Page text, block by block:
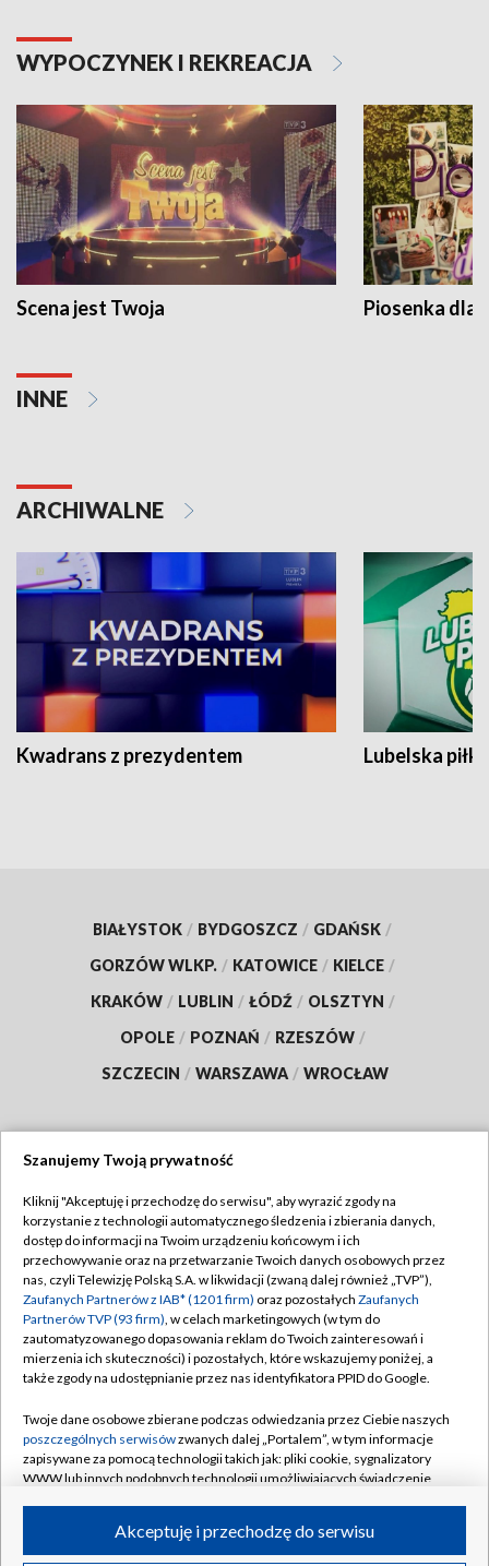
WYPOCZYNEK I REKREACJA
Scena jest Twoja Piosenka dla
INNE
ARCHIWALNE
Kwadrans z prezydentem Lubelska piłka
BIAŁYSTOK / BYDGOSZCZ / GDAŃSK /
GORZÓW WLKP. / KATOWICE / KIELCE /
KRAKÓW / LUBLIN / ŁÓDŹ / OLSZTYN /
OPOLE / POZNAŃ / RZESZÓW /
SZCZECIN / WARSZAWA / WROCŁAW
TVP
Abonament TVP
Emisja w TVP
Centrum informacji TVP
Naziemna Telewizja Cyfrowa
Rada Programowa
System NOS
Informacje o nadawcy
Program dla prasy
Regulamin TVP
Polityka prywatności
Moje zgody
Pomoc
Kontakt
Kanały
Szanujemy Twoją prywatność
Kliknij "Akceptuję i przechodzę do serwisu", aby wyrazić zgody na
korzystanie z technologii automatycznego śledzenia i zbierania danych,
dostęp do informacji na Twoim urządzeniu końcowym i ich
przechowywanie oraz na przetwarzanie Twoich danych osobowych przez
nas, czyli Telewizję Polską S.A. w likwidacji (zwaną dalej również „TVP”),
Zaufanych Partnerów z IAB* (1201 firm) oraz pozostałych Zaufanych
Partnerów TVP (93 firm), w celach marketingowych (w tym do
zautomatyzowanego dopasowania reklam do Twoich zainteresowań i
mierzenia ich skuteczności) i pozostałych, które wskazujemy poniżej, a
także zgody na udostępnianie przez nas identyfikatora PPID do Google.
Twoje dane osobowe zbierane podczas odwiedzania przez Ciebie naszych
poszczególnych serwisówzwanych dalej „Portalem”, w tym informacje
zapisywane za pomocą technologii takich jak: pliki cookie, sygnalizatory
WWW lub innych podobnych technologii umożliwiających świadczenie
ruchu w Internecie.Akceptuję i przechodzę do serwisu